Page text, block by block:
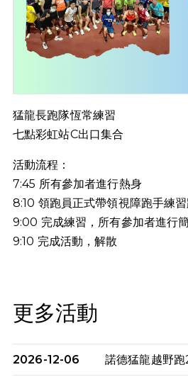
猛龍長跑隊恆常練習
七點彩虹站C出口集合
活動流程：
7:45 所有參加者進行熱身
8:10 領跑員正式帶領視障跑手練
9:00 完成練習，所有參加者進行
9:10 完成活動，解散
更多活動
2026-12-06 諾德猛龍越野